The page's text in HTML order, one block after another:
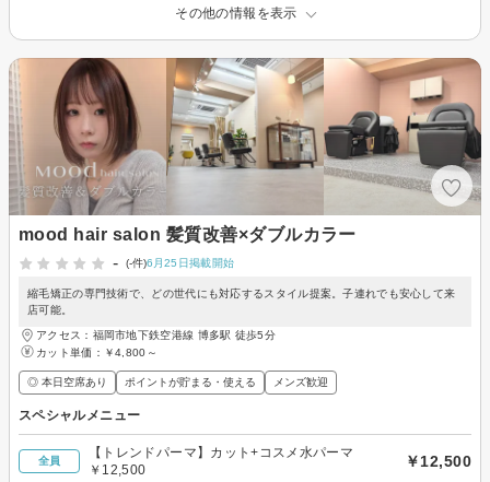
その他の情報を表示
mood hair salon 髪質改善×ダブルカラー
-
(-件)6月25日掲載開始
縮毛矯正の専門技術で、どの世代にも対応するスタイル提案。子連れでも安心して来
店可能。
アクセス：福岡市地下鉄空港線 博多駅 徒歩5分
カット単価： ￥4,800～
◎ 本日空席あり ポイントが貯まる・使える メンズ歓迎
スペシャルメニュー
全員
【トレンドパーマ】カット+コスメ水パーマ
￥12,500
￥12,500